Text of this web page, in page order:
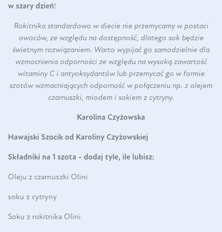
w szary dzień!
Rokitnika standardowo w diecie nie przemycamy w postaci
owoców, ze względu na dostępność, dlatego sok będzie
świetnym rozwiązaniem. Warto wypijać go samodzielnie dla
wzmocnienia odporności ze względu na wysoką zawartość
witaminy C i antyoksydantów lub przemycać go w formie
szotów wzmacniających odporność w połączeniu np. z olejem
czarnuszki, miodem i sokiem z cytryny.
Karolina Czyżowska
Hawajski Szocik od Karoliny Czyżowskiej
Składniki na 1 szota - dodaj tyle, ile lubisz:
Oleju z czarnuszki Olini
soku z cytryny
Soku z rokitnika Olini